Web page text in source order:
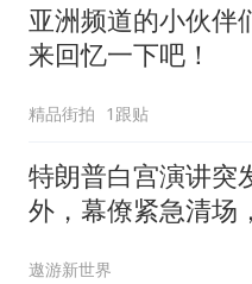
亚洲频道的小伙伴
来回忆一下吧！
精品街拍 1跟贴
特朗普白宫演讲突
外，幕僚紧急清场
遨游新世界